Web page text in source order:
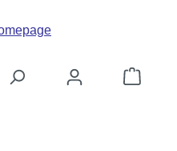
Shopping